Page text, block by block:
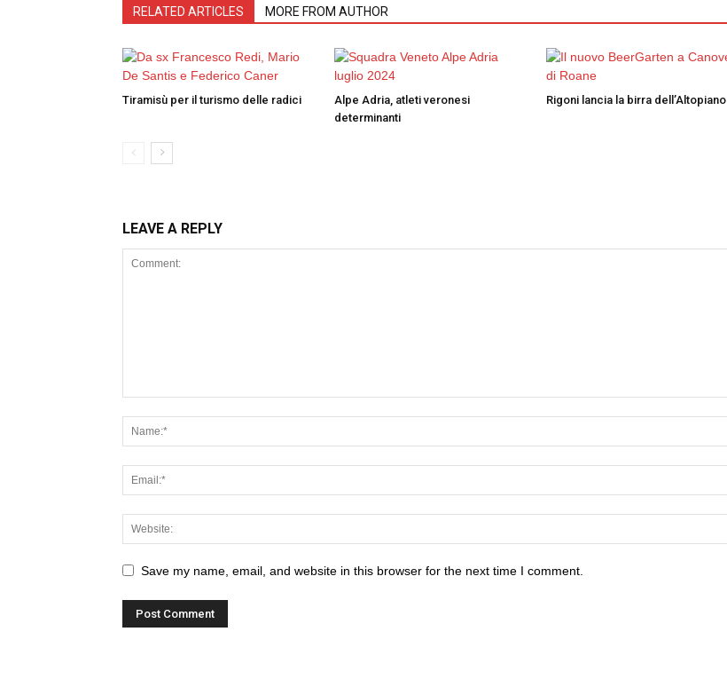
RELATED ARTICLES MORE FROM AUTHOR
Tiramisù per il turismo delle radici
Alpe Adria, atleti veronesi
determinanti
Rigoni lancia la birra dell’Altopiano
LEAVE A REPLY
Save my name, email, and website in this browser for the next time I comment.